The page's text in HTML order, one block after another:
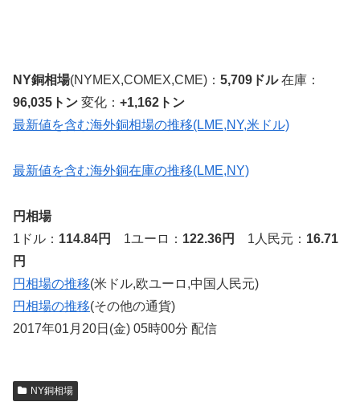
NY銅相場(NYMEX,COMEX,CME)： 5,709ドル在庫：
96,035トン 変化： +1,162トン
最新値を含む海外銅相場の推移(LME,NY,米ドル)
最新値を含む海外銅在庫の推移(LME,NY)
円相場
1ドル： 114.84円 1ユーロ： 122.36円 1人民元： 16.71
円
円相場の推移(米ドル,欧ユーロ,中国人民元)
円相場の推移(その他の通貨)
2017年01月20日(金) 05時00分 配信
NY銅相場